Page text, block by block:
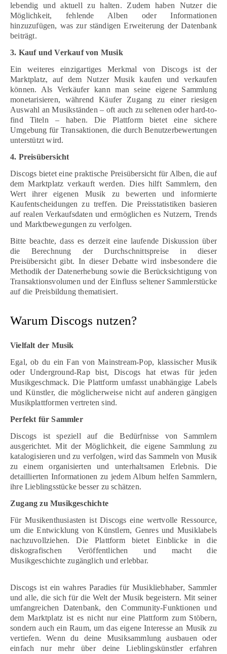
lebendig und aktuell zu halten. Zudem haben Nutzer die
Möglichkeit, fehlende Alben oder Informationen
hinzuzufügen, was zur ständigen Erweiterung der Datenbank
beiträgt.
3. Kauf und Verkauf von Musik
Ein weiteres einzigartiges Merkmal von Discogs ist der
Marktplatz, auf dem Nutzer Musik kaufen und verkaufen
können. Als Verkäufer kann man seine eigene Sammlung
monetarisieren, während Käufer Zugang zu einer riesigen
Auswahl an Musikständen – oft auch zu seltenen oder hard-to-
find Titeln – haben. Die Plattform bietet eine sichere
Umgebung für Transaktionen, die durch Benutzerbewertungen
unterstützt wird.
4. Preisübersicht
Discogs bietet eine praktische Preisübersicht für Alben, die auf
dem Marktplatz verkauft werden. Dies hilft Sammlern, den
Wert ihrer eigenen Musik zu bewerten und informierte
Kaufentscheidungen zu treffen. Die Preisstatistiken basieren
auf realen Verkaufsdaten und ermöglichen es Nutzern, Trends
und Marktbewegungen zu verfolgen.
Bitte beachte, dass es derzeit eine laufende Diskussion über
die Berechnung der Durchschnittspreise in dieser
Preisübersicht gibt. In dieser Debatte wird insbesondere die
Methodik der Datenerhebung sowie die Berücksichtigung von
Transaktionsvolumen und der Einfluss seltener Sammlerstücke
auf die Preisbildung thematisiert.
Warum Discogs nutzen?
Vielfalt der Musik
Egal, ob du ein Fan von Mainstream-Pop, klassischer Musik
oder Underground-Rap bist, Discogs hat etwas für jeden
Musikgeschmack. Die Plattform umfasst unabhängige Labels
und Künstler, die möglicherweise nicht auf anderen gängigen
Musikplattformen vertreten sind.
Perfekt für Sammler
Discogs ist speziell auf die Bedürfnisse von Sammlern
ausgerichtet. Mit der Möglichkeit, die eigene Sammlung zu
katalogisieren und zu verfolgen, wird das Sammeln von Musik
zu einem organisierten und unterhaltsamen Erlebnis. Die
detaillierten Informationen zu jedem Album helfen Sammlern,
ihre Lieblingsstücke besser zu schätzen.
Zugang zu Musikgeschichte
Für Musikenthusiasten ist Discogs eine wertvolle Ressource,
um die Entwicklung von Künstlern, Genres und Musiklabels
nachzuvollziehen. Die Plattform bietet Einblicke in die
diskografischen Veröffentlichen und macht die
Musikgeschichte zugänglich und erlebbar.
Discogs ist ein wahres Paradies für Musikliebhaber, Sammler
und alle, die sich für die Welt der Musik begeistern. Mit seiner
umfangreichen Datenbank, den Community-Funktionen und
dem Marktplatz ist es nicht nur eine Plattform zum Stöbern,
sondern auch ein Raum, um das eigene Interesse an Musik zu
vertiefen. Wenn du deine Musiksammlung ausbauen oder
einfach nur mehr über deine Lieblingskünstler erfahren